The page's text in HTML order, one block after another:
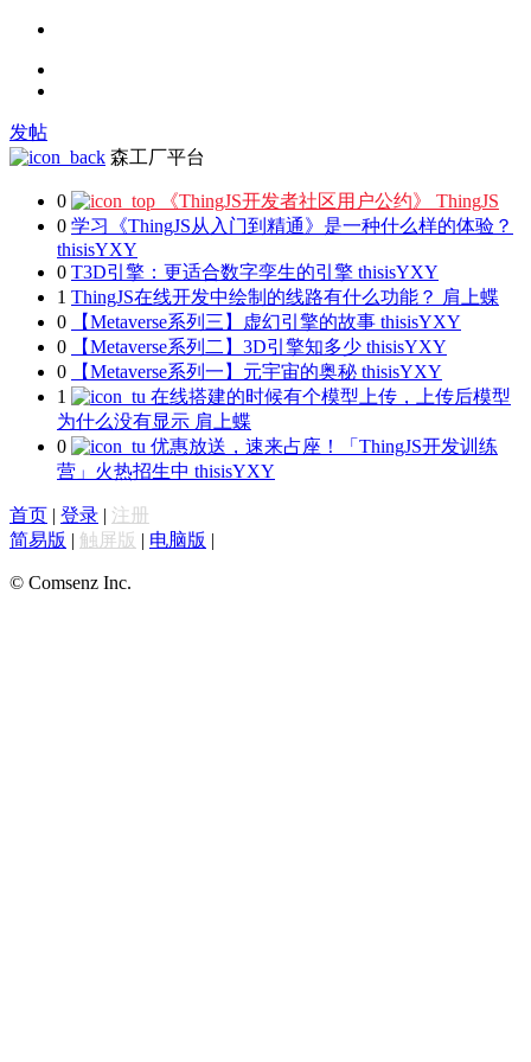
发帖
森工厂平台
0 《ThingJS开发者社区用户公约》
ThingJS
0 学习《ThingJS从入门到精通》是一种什么样的体验？
thisisYXY
0 T3D引擎：更适合数字孪生的引擎 thisisYXY
1 ThingJS在线开发中绘制的线路有什么功能？ 肩上蝶
0
【Metaverse系列三】虚幻引擎的故事 thisisYXY
0
【Metaverse系列二】3D引擎知多少 thisisYXY
0
【Metaverse系列一】元宇宙的奥秘 thisisYXY
1
在线搭建的时候有个模型上传，上传后模型
为什么没有显示 肩上蝶
0
优惠放送，速来占座！「ThingJS开发训练
营」火热招生中 thisisYXY
首页 | 登录 | 注册
简易版 | 触屏版 | 电脑版 |
© Comsenz Inc.